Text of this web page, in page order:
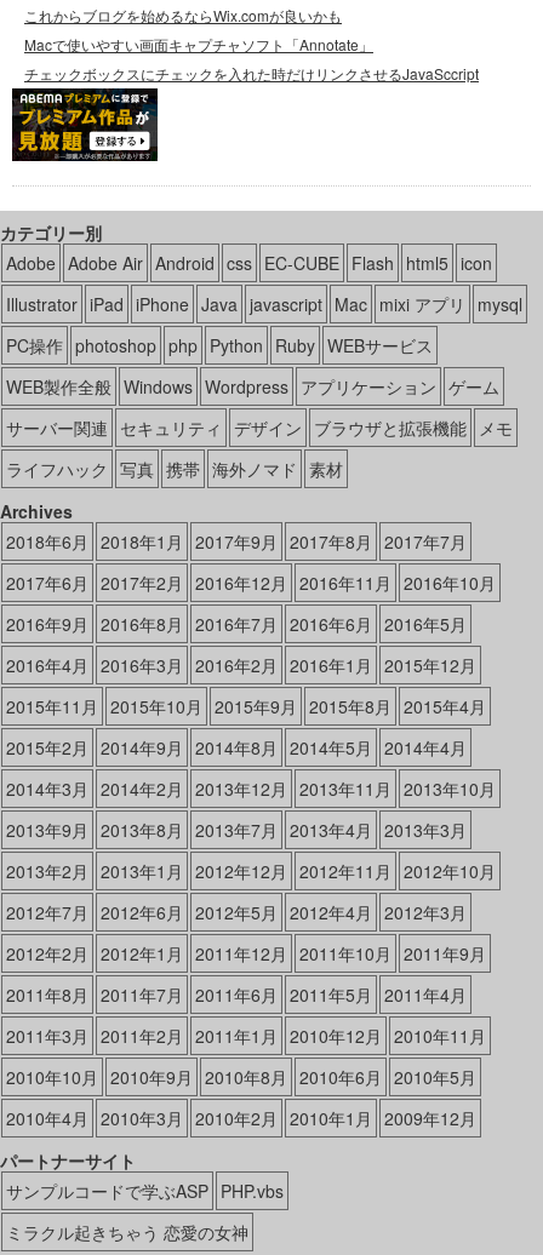
これからブログを始めるならWix.comが良いかも
Macで使いやすい画面キャプチャソフト「Annotate」
チェックボックスにチェックを入れた時だけリンクさせるJavaSccript
カテゴリー別
Adobe Adobe Air Android css EC-CUBE Flash html5 icon
Illustrator iPad iPhone Java javascript Mac mixi アプリ
mysql
PC操作 photoshop php Python Ruby WEBサービス
WEB製作全般 Windows Wordpress アプリケーション ゲーム
サーバー関連 セキュリティ デザイン ブラウザと拡張機能
メモ
ライフハック 写真 携帯 海外ノマド 素材
Archives
2018年6月
2018年1月 2017年9月 2017年8月
2017年7月
2017年6月
2017年2月 2016年12月 2016年11月
2016年10月
2016年9月
2016年8月 2016年7月 2016年6月
2016年5月
2016年4月
2016年3月 2016年2月 2016年1月
2015年12月
2015年11月
2015年10月 2015年9月 2015年8月
2015年4月
2015年2月
2014年9月 2014年8月 2014年5月
2014年4月
2014年3月
2014年2月 2013年12月 2013年11月
2013年10月
2013年9月
2013年8月 2013年7月 2013年4月
2013年3月
2013年2月
2013年1月 2012年12月 2012年11月
2012年10月
2012年7月
2012年6月 2012年5月 2012年4月
2012年3月
2012年2月
2012年1月 2011年12月 2011年10月
2011年9月
2011年8月
2011年7月 2011年6月 2011年5月
2011年4月
2011年3月
2011年2月 2011年1月 2010年12月
2010年11月
2010年10月
2010年9月 2010年8月 2010年6月
2010年5月
2010年4月
2010年3月 2010年2月 2010年1月
2009年12月
パートナーサイト
サンプルコードで学ぶASP PHP.vbs
ミラクル起きちゃう 恋愛の女神